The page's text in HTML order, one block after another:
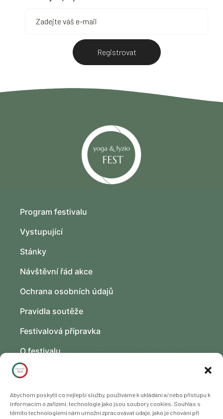
Abychom poskytli co nejlepší služby, používáme k ukládání a/nebo přístupu k
informacím o zařízení, technologie jako jsou soubory cookies. Souhlas s
těmito technologiemi nám umožní zpracovávat údaje, jako je chování při
Registrovat
Program festivalu
Vystupující
Stánky
Návštěvní řád akce
Ochrana osobních údajů
Pravidla soutěže
Festivalová přípravka
O festivalu
Kontakt